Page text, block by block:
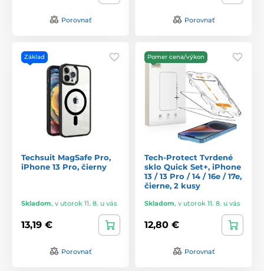
Porovnať Porovnať
Základ
Techsuit MagSafe Pro,
iPhone 13 Pro, čierny
Skladom, v utorok 11. 8. u vás
13,19 €
Porovnať
Pomer cena/výkon
Tech-Protect Tvrdené
sklo Quick Set+, iPhone
13 / 13 Pro / 14 / 16e / 17e,
čierne, 2 kusy
Skladom, v utorok 11. 8. u vás
12,80 €
Porovnať